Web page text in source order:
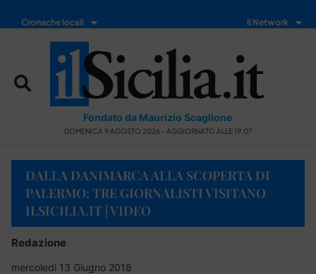
Cronache locali Il Network
Fondato da Maurizio Scaglione
DOMENICA 9 AGOSTO 2026 - AGGIORNATO ALLE 19:07
DALLA DANIMARCA ALLA SCOPERTA DI
PALERMO: TRE GIORNALISTI VISITANO
ILSICILIA.IT | VIDEO
Redazione
mercoledì 13 Giugno 2018